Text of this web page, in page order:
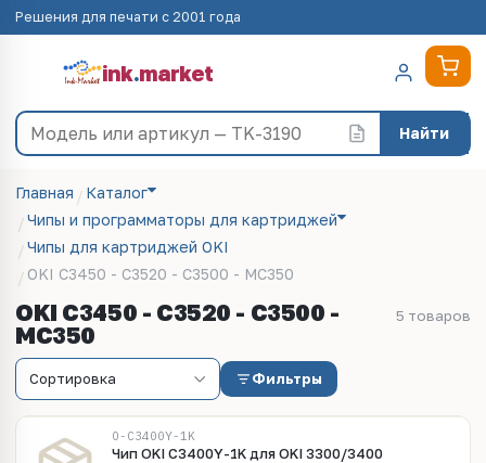
Решения для печати с 2001 года
ink.market
Найти
Главная
Каталог
Чипы и программаторы для картриджей
Чипы для картриджей OKI
OKI C3450 - C3520 - C3500 - MC350
OKI C3450 - C3520 - C3500 -
MC350
5 товаров
Фильтры
O-C3400Y-1K
Чип OKI C3400Y-1K для OKI 3300/3400